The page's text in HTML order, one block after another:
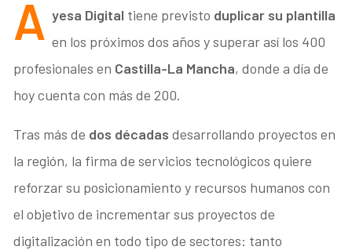
A yesa Digital tiene previsto duplicar su plantilla
en los próximos dos años y superar así los 400
profesionales en Castilla-La Mancha, donde a día de
hoy cuenta con más de 200.
Tras más de dos décadas desarrollando proyectos en
la región, la firma de servicios tecnológicos quiere
reforzar su posicionamiento y recursos humanos con
el objetivo de incrementar sus proyectos de
digitalización en todo tipo de sectores: tanto